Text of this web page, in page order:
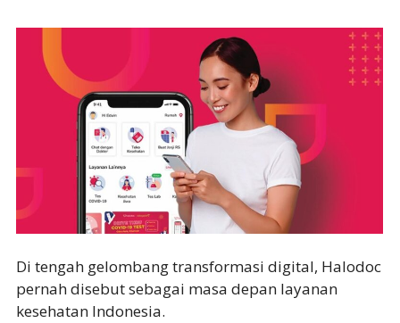
Di tengah gelombang transformasi digital, Halodoc
pernah disebut sebagai masa depan layanan
kesehatan Indonesia.